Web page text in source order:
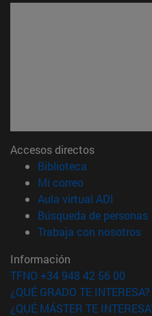
Accesos directos
Biblioteca
Mi correo(abre en
Aula virtual ADI
Búsqueda de personas
Trabaja con nosotros
Información
TFNO +34 948 42 56 00
¿QUÉ GRADO TE INTERESA?
¿QUÉ MÁSTER TE